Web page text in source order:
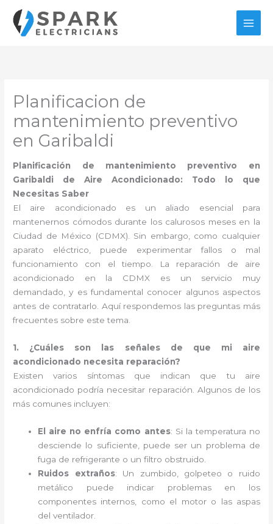
contenido
Planificacion de
mantenimiento preventivo
en Garibaldi
Planificación de mantenimiento preventivo en
Garibaldi de Aire Acondicionado: Todo lo que
Necesitas Saber
El aire acondicionado es un aliado esencial para
mantenernos cómodos durante los calurosos meses en la
Ciudad de México (CDMX). Sin embargo, como cualquier
aparato eléctrico, puede experimentar fallos o mal
funcionamiento con el tiempo. La reparación de aire
acondicionado en la CDMX es un servicio muy
demandado, y es fundamental conocer algunos aspectos
antes de contratarlo. Aquí respondemos las preguntas más
frecuentes sobre este tema.
1. ¿Cuáles son las señales de que mi aire
acondicionado necesita reparación?
Existen varios síntomas que indican que tu aire
acondicionado podría necesitar reparación. Algunos de los
más comunes incluyen:
El aire no enfría como antes: Si la temperatura no
desciende lo suficiente, puede ser un problema de
fuga de refrigerante o un filtro obstruido.
Ruidos extraños: Un zumbido, golpeteo o ruido
metálico puede indicar problemas en los
componentes internos, como el motor o las aspas
del ventilador.